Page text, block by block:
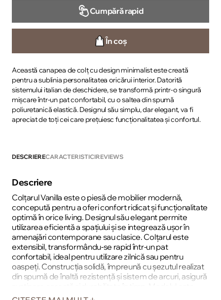
Cumpără rapid
În coș
Această canapea de colț cu design minimalist este creată
pentru a sublinia personalitatea oricărui interior. Datorită
sistemului italian de deschidere, se transformă printr-o singură
mișcare într-un pat confortabil, cu o saltea din spumă
poliuretanică elastică. Designul său simplu, dar elegant, va fi
apreciat de toți cei care prețuiesc funcționalitatea și confortul.
DESCRIERECARACTERISTICIREVIEWS
Descriere
Colțarul Vanilla este o piesă de mobilier modernă,
concepută pentru a oferi confort ridicat și funcționalitate
optimă în orice living. Designul său elegant permite
utilizarea eficientă a spațiului și se integrează ușor în
amenajări contemporane sau clasice. Colțarul este
extensibil, transformându-se rapid într-un pat
confortabil, ideal pentru utilizare zilnică sau pentru
oaspeți. Construcția solidă, împreună cu șezutul realizat
din spumă de înaltă rezistență și sistem de arcuri, asigură
susținere corectă și durabilitate în timp. Modelul este
prevăzut cu ladă pentru depozitare, perfectă pentru